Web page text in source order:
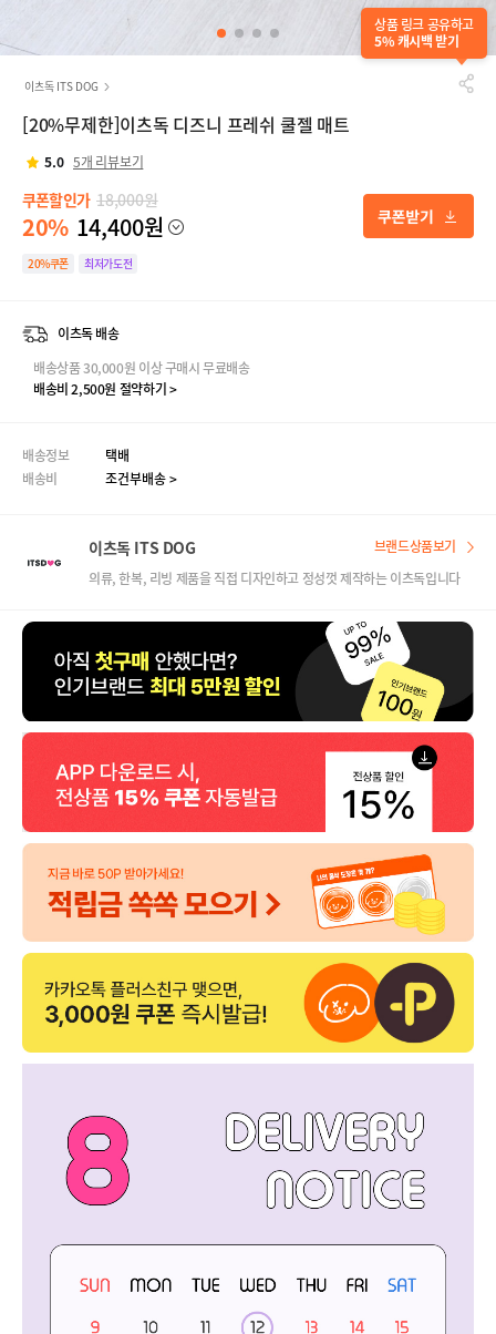
상품 링크 공유하고
5% 캐시백 받기
이츠독 ITS DOG
[20%무제한]이츠독 디즈니 프레쉬 쿨젤 매트
5.0 5개 리뷰보기
쿠폰할인가 18,000원
20% 14,400원
20%쿠폰 최저가도전
이츠독 배송
배송상품 30,000원 이상 구매시 무료배송
배송비 2,500원 절약하기 >
배송정보
택배
배송비
조건부배송 >
이츠독 ITS DOG
의류, 한복, 리빙 제품을 직접 디자인하고 정성껏 제작하는 이츠독입니다
브랜드상품보기